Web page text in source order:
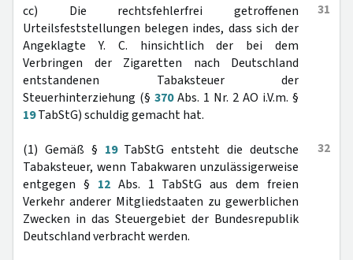
31
cc) Die rechtsfehlerfrei getroffenen
Urteilsfeststellungen belegen indes, dass sich der
Angeklagte Y. C. hinsichtlich der bei dem
Verbringen der Zigaretten nach Deutschland
entstandenen Tabaksteuer der
Steuerhinterziehung (§ 370Abs. 1 Nr. 2 AO i.V.m. §
19TabStG) schuldig gemacht hat.
32
(1) Gemäß § 19TabStG entsteht die deutsche
Tabaksteuer, wenn Tabakwaren unzulässigerweise
entgegen § 12Abs. 1 TabStG aus dem freien
Verkehr anderer Mitgliedstaaten zu gewerblichen
Zwecken in das Steuergebiet der Bundesrepublik
Deutschland verbracht werden.